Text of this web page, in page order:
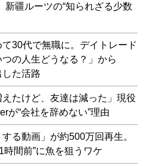
新疆ルーツの“知られざる少数
30代で無職に。デイトレード
の人生どうなる？」から
た活路
えたけど、友達は減った」現役
が“会社を辞めない”理由
する動画」が約500万回再生。
時間前”に魚を狙うワケ